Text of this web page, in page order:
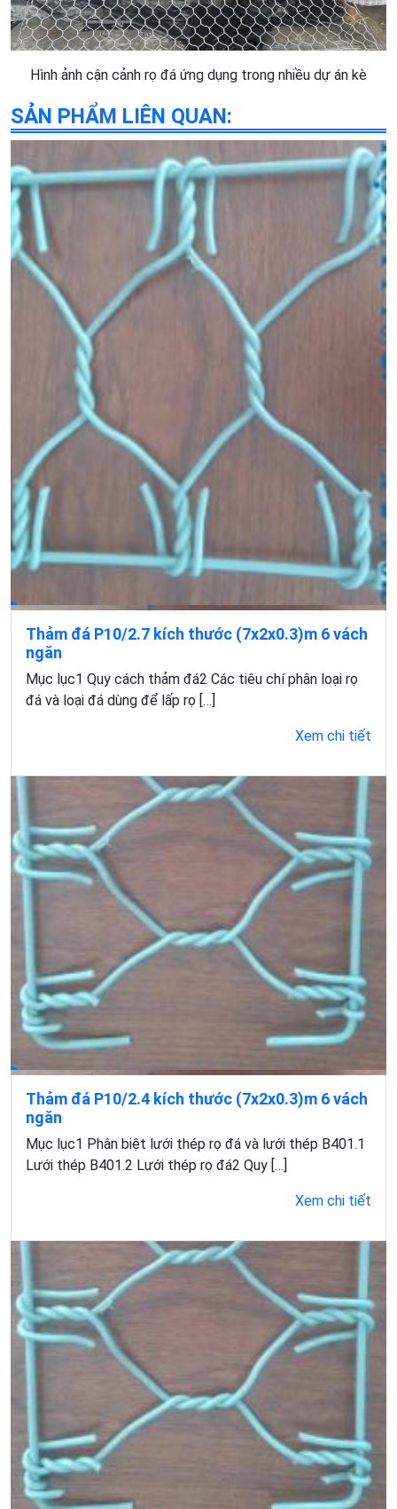
Hình ảnh cận cảnh rọ đá ứng dụng trong nhiều dự án kè
SẢN PHẨM LIÊN QUAN:
Thảm đá P10/2.7 kích thước (7x2x0.3)m 6 vách
ngăn
Mục lục1 Quy cách thảm đá2 Các tiêu chí phân loại rọ
đá và loại đá dùng để lấp rọ […]
Xem chi tiết
Thảm đá P10/2.4 kích thước (7x2x0.3)m 6 vách
ngăn
Mục lục1 Phân biệt lưới thép rọ đá và lưới thép B401.1
Lưới thép B401.2 Lưới thép rọ đá2 Quy […]
Xem chi tiết